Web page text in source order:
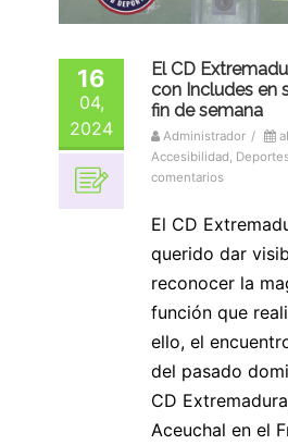
16
04,
2024
El CD
con Includes en
fin de semana
Administrador /
Accesibilidad,
comentarios
El CD
querido dar
reconocer la
función que
ello, el
del pasado
CD
Aceuchal en el